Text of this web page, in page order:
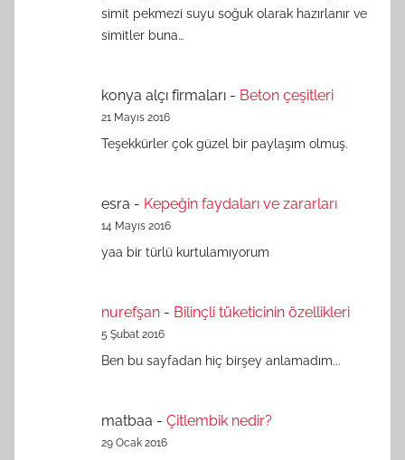
simit pekmezi suyu soğuk olarak hazırlanır ve
simitler buna…
konya alçı firmaları - Beton çeşitleri
21 Mayıs 2016
Teşekkürler çok güzel bir paylaşım olmuş.
esra - Kepeğin faydaları ve zararları
14 Mayıs 2016
yaa bir türlü kurtulamıyorum
nurefşan - Bilinçli tüketicinin özellikleri
5 Şubat 2016
Ben bu sayfadan hiç birşey anlamadım...
matbaa - Çitlembik nedir?
29 Ocak 2016